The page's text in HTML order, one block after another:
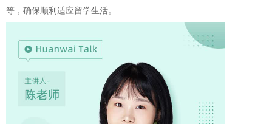
等，确保顺利适应留学生活。